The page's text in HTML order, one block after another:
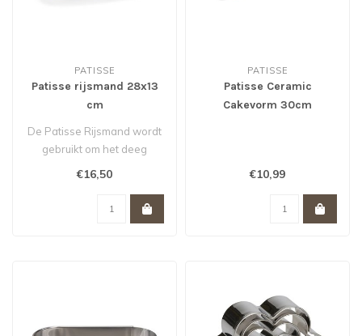
PATISSE
Patisse rijsmand 28x13
cm
De Patisse Rijsmand wordt
gebruikt om het deeg
€16,50
PATISSE
Patisse Ceramic
Cakevorm 30cm
€10,99